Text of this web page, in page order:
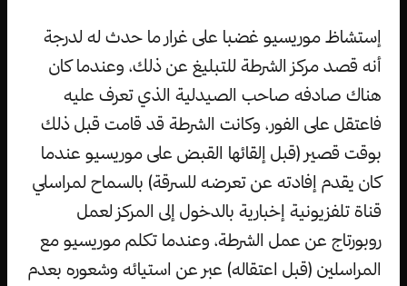
إستشاظ موريسيو غضبا على غرار ما حدث له لدرجة
أنه قصد مركز الشرطة للتبليغ عن ذلك، وعندما كان
هناك صادفه صاحب الصيدلية الذي تعرف عليه
فاعتقل على الفور، وكانت الشرطة قد قامت قبل ذلك
بوقت قصير (قبل إلقائها القبض على موريسيو عندما
كان يقدم إفادته عن تعرضه للسرقة) بالسماح لمراسلي
قناة تلفزيونية إخبارية بالدخول إلى المركز لعمل
روبورتاج عن عمل الشرطة، وعندما تكلم موريسيو مع
المراسلين (قبل اعتقاله) عبر عن استيائه وشعوره بعدم